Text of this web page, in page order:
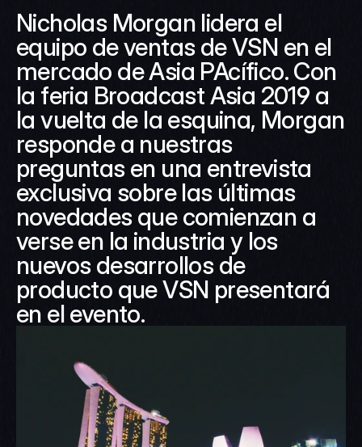
Nicholas Morgan lidera el
equipo de ventas de VSN en el
mercado de Asia PAcífico. Con
la feria Broadcast Asia 2019 a
la vuelta de la esquina, Morgan
responde a nuestras
preguntas en una entrevista
exclusiva sobre las últimas
novedades que comienzan a
verse en la industria y los
nuevos desarrollos de
producto que VSN presentará
en el evento.